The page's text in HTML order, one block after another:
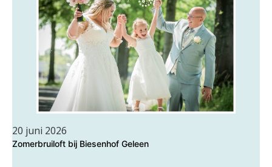
20 juni 2026
Zomerbruiloft bij Biesenhof Geleen